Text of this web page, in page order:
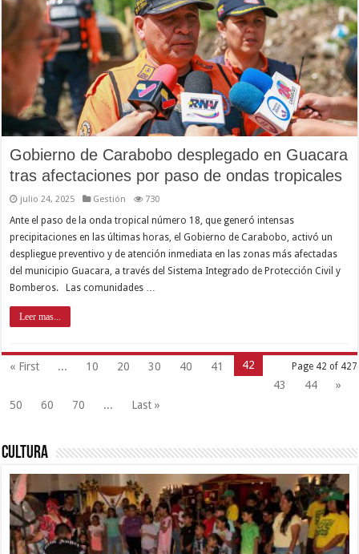
Gobierno de Carabobo desplegado en Guacara
tras afectaciones por paso de ondas tropicales
julio 24, 2025 Gestión 730
Ante el paso de la onda tropical número 18, que generó intensas
precipitaciones en las últimas horas, el Gobierno de Carabobo, activó un
despliegue preventivo y de atención inmediata en las zonas más afectadas
del municipio Guacara, a través del Sistema Integrado de Protección Civil y
Bomberos. Las comunidades …
Leer mas...
Page 42 of 427
« First ... 10 20 30 40 41
42
43
44
»
50
60 70 ... Last »
Cultura